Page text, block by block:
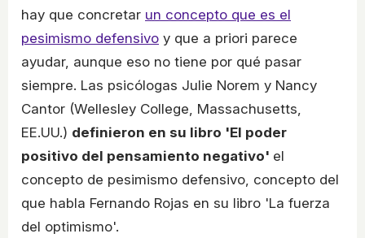
hay que concretar un concepto que es el
pesimismo defensivo y que a priori parece
ayudar, aunque eso no tiene por qué pasar
siempre. Las psicólogas Julie Norem y Nancy
Cantor (Wellesley College, Massachusetts,
EE.UU.) definieron en su libro 'El poder
positivo del pensamiento negativo' el
concepto de pesimismo defensivo, concepto del
que habla Fernando Rojas en su libro 'La fuerza
del optimismo'.